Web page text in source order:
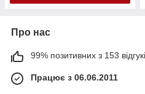
Про нас
99% позитивних з 153
Працює з 06.06.2011